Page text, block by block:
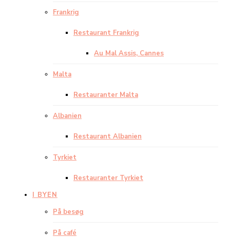
Frankrig
Restaurant Frankrig
Au Mal Assis, Cannes
Malta
Restauranter Malta
Albanien
Restaurant Albanien
Tyrkiet
Restauranter Tyrkiet
I BYEN
På besøg
På café